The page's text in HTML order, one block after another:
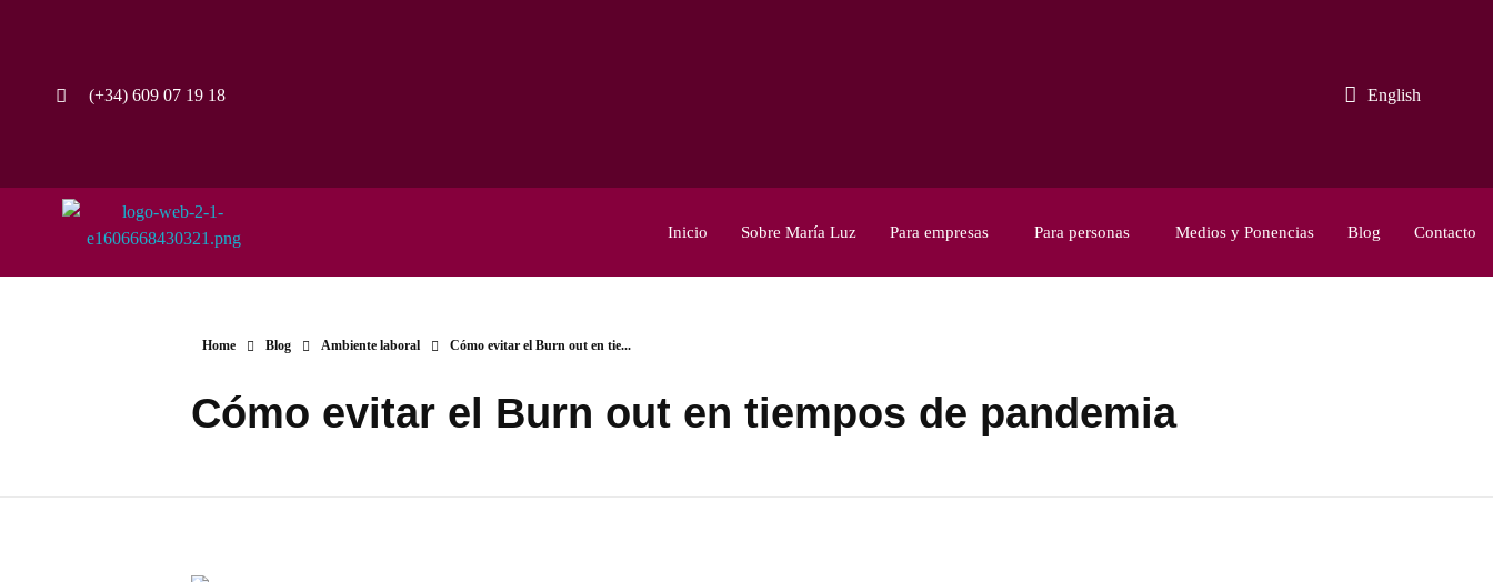
(+34) 609 07 19 18 English
Inicio Sobre María Luz Para empresas Para personas Medios y Ponencias Blog Contacto
Home Blog Ambiente laboral Cómo evitar el Burn out en tie...
Cómo evitar el Burn out en tiempos de pandemia